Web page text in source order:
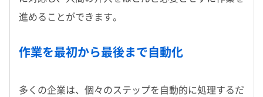
進めることができます。
作業を最初から最後まで自動化
多くの企業は、個々のステップを自動的に処理するだ